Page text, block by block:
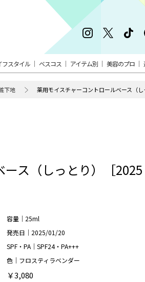
フスタイル ベスコス アイテム別 美容のプロ
下地 薬用モイスチャーコントロールベース（し
ス（しっとり）［2025
容量｜25ml
発売日｜2025/01/20
SPF・PA｜SPF24・PA+++
色｜フロスティラベンダー
￥3,080